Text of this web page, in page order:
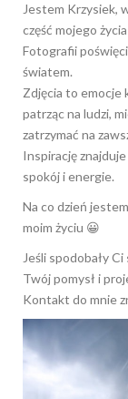
Jestem Krzysiek,
część mojego
Fotografii
światem.
Zdjęcia to emocje
patrząc na ludzi,
zatrzymać na
Inspirację
spokój i energie.
Na co dzień
moim życiu 😀
Jeśli spodobały
Twój pomysł i
Kontakt do mnie